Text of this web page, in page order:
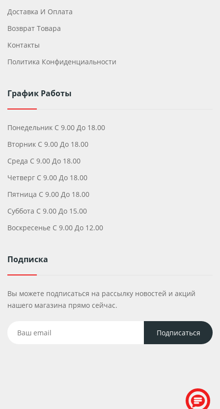
Доставка И Оплата
Возврат Товара
Контакты
Политика Конфиденциальности
График Работы
Понедельник С 9.00 До 18.00
Вторник С 9.00 До 18.00
Среда С 9.00 До 18.00
Четверг С 9.00 До 18.00
Пятница С 9.00 До 18.00
Суббота С 9.00 До 15.00
Воскресенье С 9.00 До 12.00
Подписка
Вы можете подписаться на рассылку новостей и акций
нашего магазина прямо сейчас.